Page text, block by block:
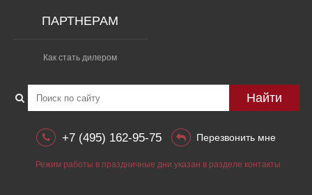
ПАРТНЕРАМ
Как стать дилером
Найти
+7 (495) 162-95-75 Перезвонить мне
Режим работы в праздничные дни указан в разделе контакты